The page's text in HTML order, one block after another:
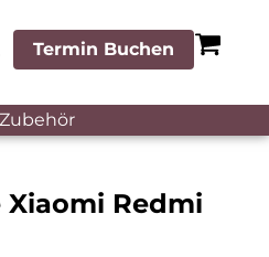
Termin Buchen
Zubehör
Redmi